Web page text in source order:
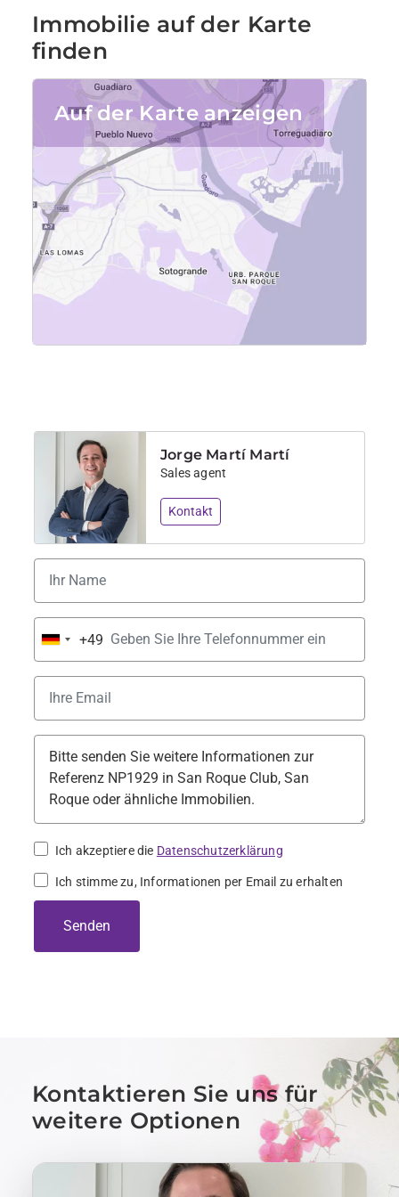
Immobilie auf der Karte
finden
Auf der Karte anzeigen
Jorge Martí Martí
Sales agent
Kontakt
Germany
+49
Ich akzeptiere die Datenschutzerklärung
Ich stimme zu, Informationen per Email zu erhalten
Senden
Kontaktieren Sie uns für
weitere Optionen